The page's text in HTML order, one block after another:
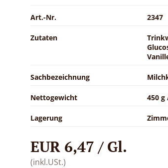
Art.-Nr. 2347
Zutaten
Sachbezeichnung
Nettogewicht 450 g
Lagerung
EUR 6,47 / Gl.
(inkl.USt.)